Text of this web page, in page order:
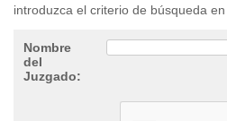
introduzca el criterio de búsqueda
Nombre
del
Juzgado: